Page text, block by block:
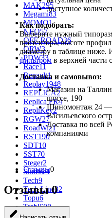
MAK295
Megami83
MOMO1
NEO57
OFF-ROAD36
ORW3
PDW33
Race11
Renault1
Replay1948
REPLICA2
Replica FR4
RepliKey2
RGW27
RoadWiz1
RST190
SDT10
SST70
Steger2
Sunrise1
Tech9
Tech Line32
Topu6
Trebl608
Venti102
доступное
Как подобрать:
Выберите нужный
протектора, высоте
диаметру в таблице ниже.
фильтром в верхней части
Доставка и самовывоз:
Магазин на
шоссе, 190
Шиномонтаж 24 —
Васильевского
Доставка по всей
компаниями
Отзывы0
Отзывы0